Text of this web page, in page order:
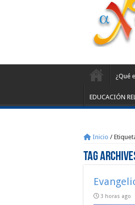
¿Qué
EDUCACIÓN
Inicio /
Tag
3 horas ago